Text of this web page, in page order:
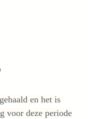
en het is
voor deze periode